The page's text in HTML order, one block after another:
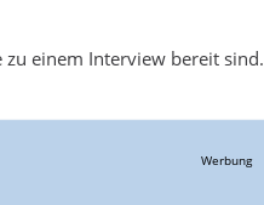
einem Interview bereit sind.
Werbung